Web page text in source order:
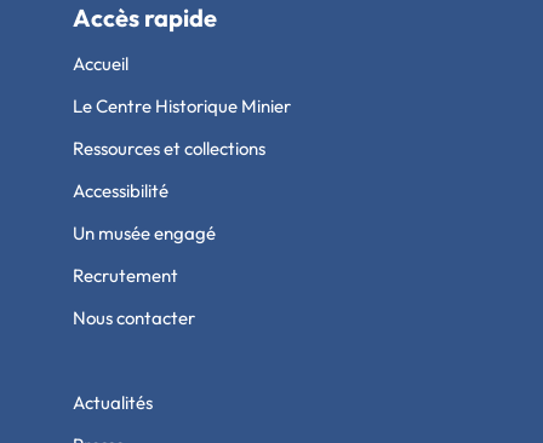
Accès rapide
Accueil
Le Centre Historique Minier
Ressources et collections
Accessibilité
Un musée engagé
Recrutement
Nous contacter
Actualités